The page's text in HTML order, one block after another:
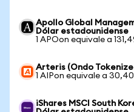
Apollo Global
Dólar estadounidense
1 APOon equivale a
Arteris (Ondo
1 AIPon equivale a
iShares MSCI South